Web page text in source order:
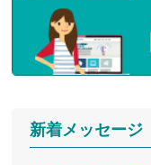
新着メッセージ